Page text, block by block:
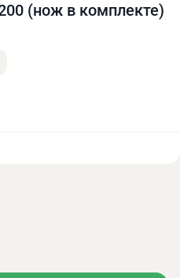
(нож в комплекте)